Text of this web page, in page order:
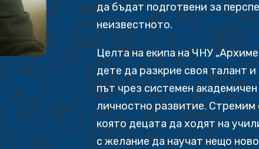
да бъдат подготвени за
неизвестното.
Целта на екипа на ЧНУ
дете да разкрие своя талант
път чрез системен
личностно развитие. Стремим
която децата да ходят на
с желание да научат нещо